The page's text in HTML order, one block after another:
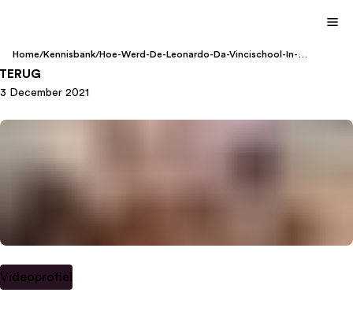
Home/Kennisbank/Hoe-Werd-De-Leonardo-Da-Vincischool-In-
3 December 2021
Videoprofiel